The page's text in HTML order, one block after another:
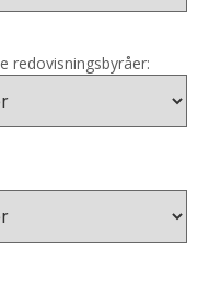
redovisningsbyråer: